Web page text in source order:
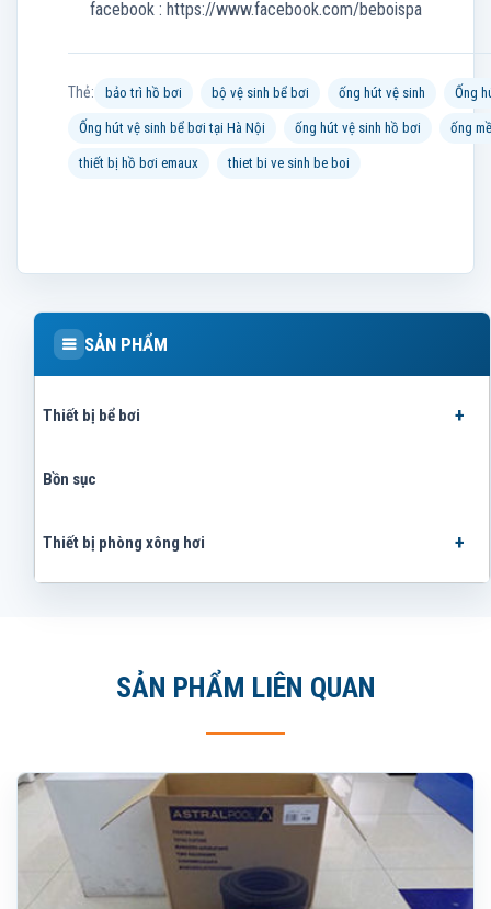
facebook : https://www.facebook.com/beboispa
Thẻ: bảo trì hồ bơi bộ vệ sinh bể bơi ống hút vệ sinh Ống
Ống hút vệ sinh bể bơi tại Hà Nội ống hút vệ sinh hồ bơi ống
thiết bị hồ bơi emaux thiet bi ve sinh be boi
SẢN PHẨM
Thiết bị bể bơi
Bồn sục
Thiết bị phòng xông hơi
SẢN PHẨM LIÊN QUAN